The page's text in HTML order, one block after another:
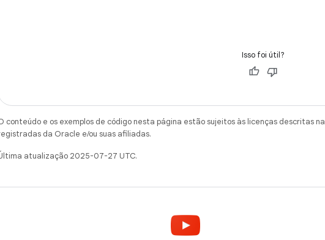
Isso foi útil?
conteúdo e os exemplos de código nesta página estão sujeitos às licenças descritas na
da Oracle e/ou suas afiliadas.
atualização 2025-07-27 UTC.